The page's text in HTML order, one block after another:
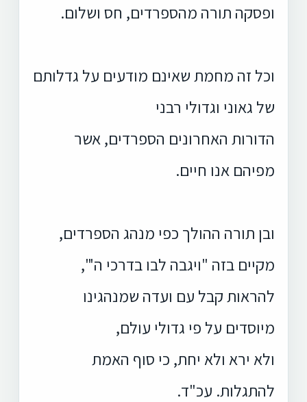
ופסקה תורה מהספרדים, חס ושלום.
וכל זה מחמת שאינם מודעים על גדלותם
של גאוני וגדולי רבני
הדורות האחרונים הספרדים, אשר
מפיהם אנו חיים.
ובן תורה ההולך כפי מנהג הספרדים,
מקיים בזה "ויגבה לבו בדרכי ה'",
להראות קבל עם ועדה שמנהגינו
מיוסדים על פי גדולי עולם,
ולא ירא ולא יחת, כי סוף האמת
להתגלות. עכ"ד.